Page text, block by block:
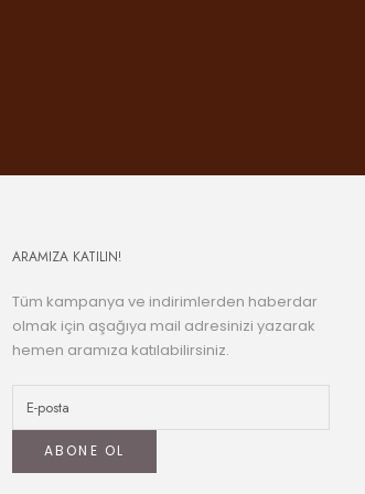
ARAMIZA KATILIN!
Tüm kampanya ve indirimlerden haberdar
olmak için aşağıya mail adresinizi yazarak
hemen aramıza katılabilirsiniz.
ABONE OL